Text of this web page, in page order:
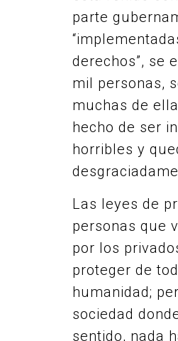
parte
derechos”, se
mil personas,
muchas de
hecho de ser
horribles y
Las leyes de
personas que
por los
proteger de
humanidad;
sociedad
sentido, nada